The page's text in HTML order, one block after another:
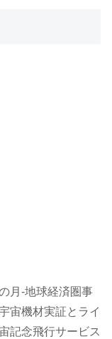
月-地球経済圏事
宙機材実証とライ
記念飛行サービス